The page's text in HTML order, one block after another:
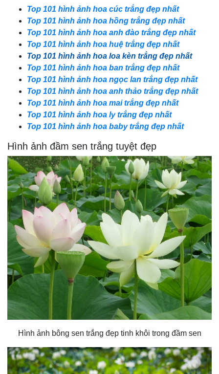
Top 101 hình ảnh hoa cúc trắng đẹp nhất
Top 101 hình ảnh hoa hồng trắng đẹp nhất
Top 101 hình ảnh hoa anh đào trắng đẹp nhất
Top 101 hình ảnh hoa huệ trắng đẹp nhất
Top 101 hình ảnh hoa loa kèn trắng đẹp nhất
Top 101 hình ảnh hoa ban trắng đẹp nhất
Top 101 hình ảnh hoa ngọc lan trắng đẹp nhất
Top 101 hình ảnh hoa anh thảo trắng đẹp nhất
Top 101 hình ảnh hoa mai trắng đẹp nhất
Top 101 hình ảnh hoa ly trắng đẹp nhất
Top 101 hình ảnh hoa baby trắng đẹp nhất
Hình ảnh đầm sen trắng tuyệt đẹp
Hình ảnh bông sen trắng đẹp tinh khôi trong đầm sen